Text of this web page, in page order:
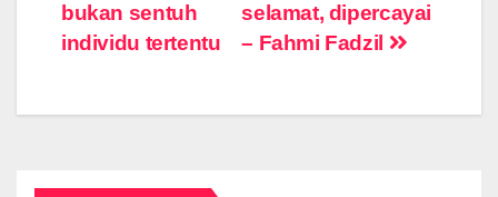
selamat, dipercayai
– Fahmi Fadzil
bukan sentuh
individu tertentu